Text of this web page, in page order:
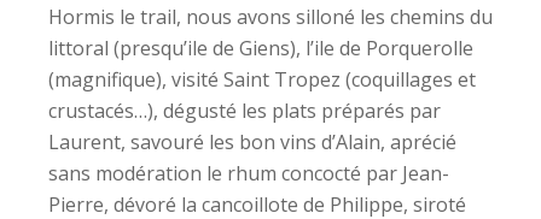
Hormis le trail, nous avons silloné les chemins du
littoral (presqu’ile de Giens), l’ile de Porquerolle
(magnifique), visité Saint Tropez (coquillages et
crustacés…), dégusté les plats préparés par
Laurent, savouré les bon vins d’Alain, aprécié
sans modération le rhum concocté par Jean-
Pierre, dévoré la cancoillote de Philippe, siroté